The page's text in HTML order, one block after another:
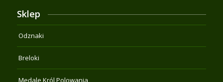
Sklep
Odznaki
Breloki
Medale Król Polowania